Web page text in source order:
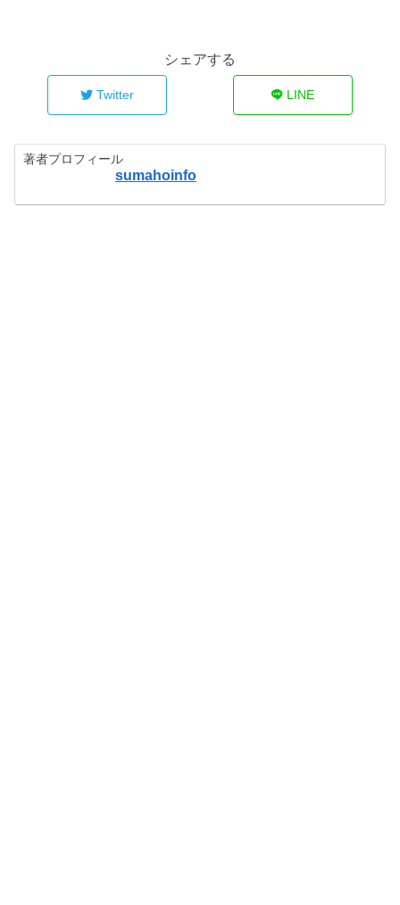
シェアする
Twitter LINE
著者プロフィール
sumahoinfo